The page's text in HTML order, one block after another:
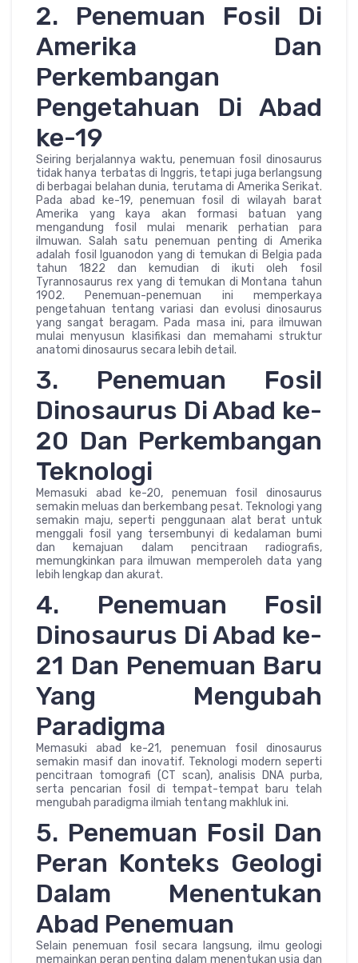
2. Penemuan Fosil Di
Amerika Dan
Perkembangan
Pengetahuan Di Abad
ke-19
Seiring berjalannya waktu, penemuan fosil dinosaurus
tidak hanya terbatas di Inggris, tetapi juga berlangsung
di berbagai belahan dunia, terutama di Amerika Serikat.
Pada abad ke-19, penemuan fosil di wilayah barat
Amerika yang kaya akan formasi batuan yang
mengandung fosil mulai menarik perhatian para
ilmuwan. Salah satu penemuan penting di Amerika
adalah fosil Iguanodon yang di temukan di Belgia pada
tahun 1822 dan kemudian di ikuti oleh fosil
Tyrannosaurus rex yang di temukan di Montana tahun
1902. Penemuan-penemuan ini memperkaya
pengetahuan tentang variasi dan evolusi dinosaurus
yang sangat beragam. Pada masa ini, para ilmuwan
mulai menyusun klasifikasi dan memahami struktur
anatomi dinosaurus secara lebih detail.
3. Penemuan Fosil
Dinosaurus Di Abad ke-
20 Dan Perkembangan
Teknologi
Memasuki abad ke-20, penemuan fosil dinosaurus
semakin meluas dan berkembang pesat. Teknologi yang
semakin maju, seperti penggunaan alat berat untuk
menggali fosil yang tersembunyi di kedalaman bumi
dan kemajuan dalam pencitraan radiografis,
memungkinkan para ilmuwan memperoleh data yang
lebih lengkap dan akurat.
4. Penemuan Fosil
Dinosaurus Di Abad ke-
21 Dan Penemuan Baru
Yang Mengubah
Paradigma
Memasuki abad ke-21, penemuan fosil dinosaurus
semakin masif dan inovatif. Teknologi modern seperti
pencitraan tomografi (CT scan), analisis DNA purba,
serta pencarian fosil di tempat-tempat baru telah
mengubah paradigma ilmiah tentang makhluk ini.
5. Penemuan Fosil Dan
Peran Konteks Geologi
Dalam Menentukan
Abad Penemuan
Selain penemuan fosil secara langsung, ilmu geologi
memainkan peran penting dalam menentukan usia dan